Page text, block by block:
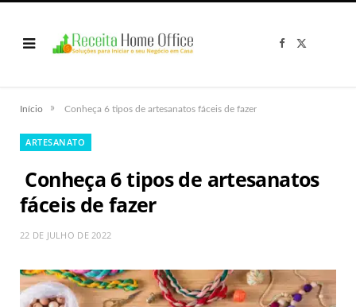
F
Início » Conheça 6 tipos de artesanatos fáceis de fazer
ARTESANATO
Conheça 6 tipos de artesanatos
fáceis de fazer
22 DE JULHO DE 2022